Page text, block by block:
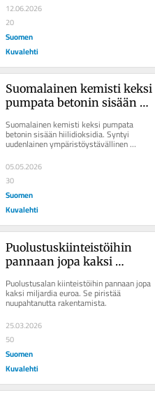
12.06.2026
20
Suomen
Kuvalehti
Suomalainen kemisti keksi
pumpata betonin sisään
kyselyjä on tullut Japanista
ja Meksikosta asti
Suomalainen kemisti keksi pumpata
betonin sisään hiilidioksidia. Syntyi
uudenlainen ympäristöystävällinen
rakennusaine.
05.05.2026
30
Suomen
Kuvalehti
Puolustuskiinteistöihin
pannaan jopa kaksi
nuupahtanutta
rakentamista
Puolustusalan kiinteistöihin pannaan jopa
kaksi miljardia euroa. Se piristää
nuupahtanutta rakentamista.
25.03.2026
50
Suomen
Kuvalehti